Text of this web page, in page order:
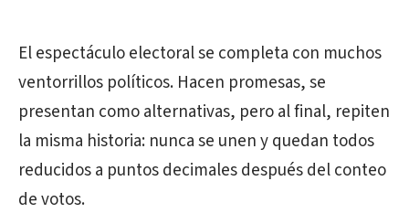
El espectáculo electoral se completa con muchos
ventorrillos políticos. Hacen promesas, se
presentan como alternativas, pero al final, repiten
la misma historia: nunca se unen y quedan todos
reducidos a puntos decimales después del conteo
de votos.